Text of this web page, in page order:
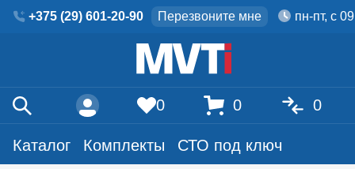
+375 (29) 601-20-90 Перезвоните мне пн-пт, с
Каталог Комплекты СТО под ключ
0 0 0